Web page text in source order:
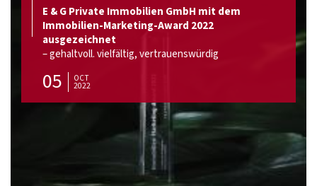
E & G Private Immobilien GmbH mit dem
Immobilien-Marketing-Award 2022
ausgezeichnet
– gehaltvoll. vielfältig, vertrauenswürdig
05 OCT
2022